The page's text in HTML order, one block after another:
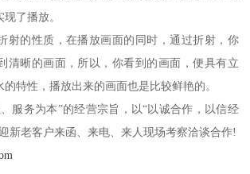
了播放。
射的性质，在播放画面的同时，通过折射，你
清晰的画面，所以，你看到的画面，便具有立
特性，播放出来的画面也是比较鲜艳的。
服务为本”的经营宗旨，以“以诚合作，以信经
新老客户来函、来电、来人现场考察洽谈合作!